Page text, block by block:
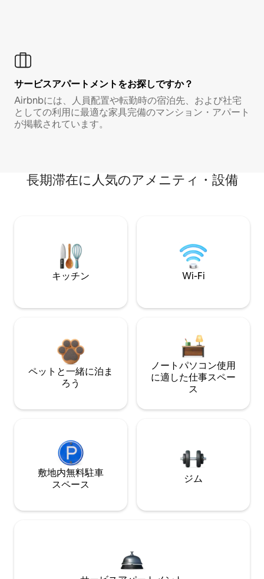
サービスアパートメントをお探しですか？
Airbnbには、人員配置や転勤時の宿泊先、および社宅
としての利用に最適な家具完備のマンション・アパート
が掲載されています。
長期滞在に人気のアメニティ・設備
キッチン Wi-Fi
ペットと一緒に泊ま
ろう
ノートパソコン使用
に適した仕事スペー
ス
敷地内無料駐⁠車
ス⁠ペ⁠ー⁠ス
ジム